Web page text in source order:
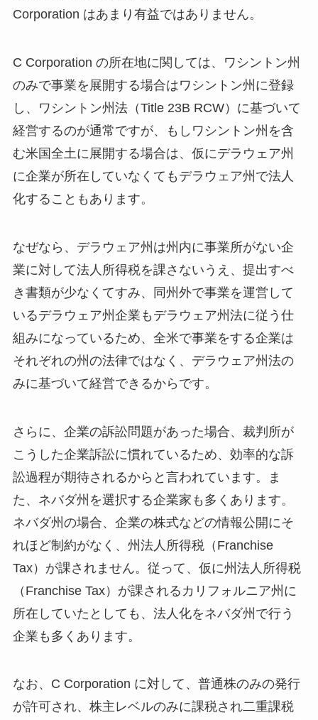
Corporation はあまり有益ではありません。
C Corporation の所在地に関しては、ワシントン州
のみで事業を展開する場合はワシントン州に登録
し、ワシントン州法（Title 23B RCW）に基づいて
経営するのが通常ですが、もしワシントン州を含
む米国全土に展開する場合は、仮にデラウェア州
に企業が所在していなくてもデラウェア州で法人
化することもあります。
なぜなら、デラウェア州は州内に事業所がない企
業に対して法人所得税を課さないうえ、提出すべ
き書類が少なくてすみ、同州外で事業を運営して
いるデラウェア州企業もデラウェア州法に従う仕
組みになっているため、全米で事業をする企業は
それぞれの州の法律ではなく、デラウェア州法の
みに基づいて経営できるからです。
さらに、企業の訴訟問題があった場合、裁判所が
こうした企業訴訟に慣れているため、効率的な訴
訟過程が期待されるからと言われています。ま
た、ネバダ州を選択する企業家も多くあります。
ネバダ州の場合、企業の株式などの情報公開にそ
れほど制約がなく、州法人所得税（Franchise
Tax）が課されません。従って、仮に州法人所得税
（Franchise Tax）が課されるカリフォルニア州に
所在していたとしても、法人化をネバダ州で行う
企業も多くあります。
なお、C Corporation に対して、普通株のみの発行
が許可され、株主レベルのみに課税され二重課税